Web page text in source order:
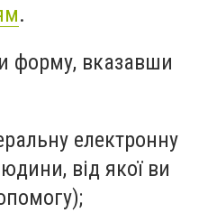
.
форму, вказавши
електронну
від якої ви